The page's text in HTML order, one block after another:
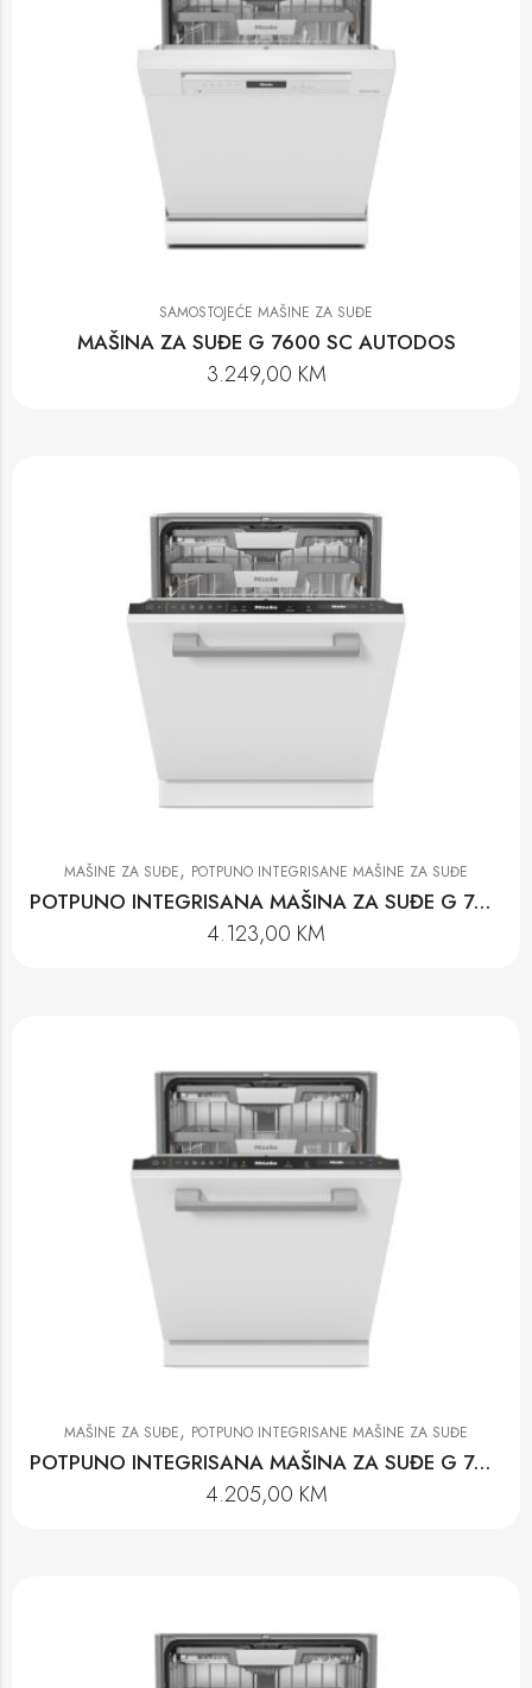
SAMOSTOJEĆE MAŠINE ZA SUĐE
MAŠINA ZA SUĐE G 7600 SC AUTODOS
3.249,00 KM
MAŠINE ZA SUĐE, POTPUNO INTEGRISANE MAŠINE ZA SUĐE
POTPUNO INTEGRISANA MAŠINA ZA SUĐE G 7651 SCVI AUTODOS
4.123,00 KM
MAŠINE ZA SUĐE, POTPUNO INTEGRISANE MAŠINE ZA SUĐE
POTPUNO INTEGRISANA MAŠINA ZA SUĐE G 7655 SCVi XXL AUTODOS
4.205,00 KM